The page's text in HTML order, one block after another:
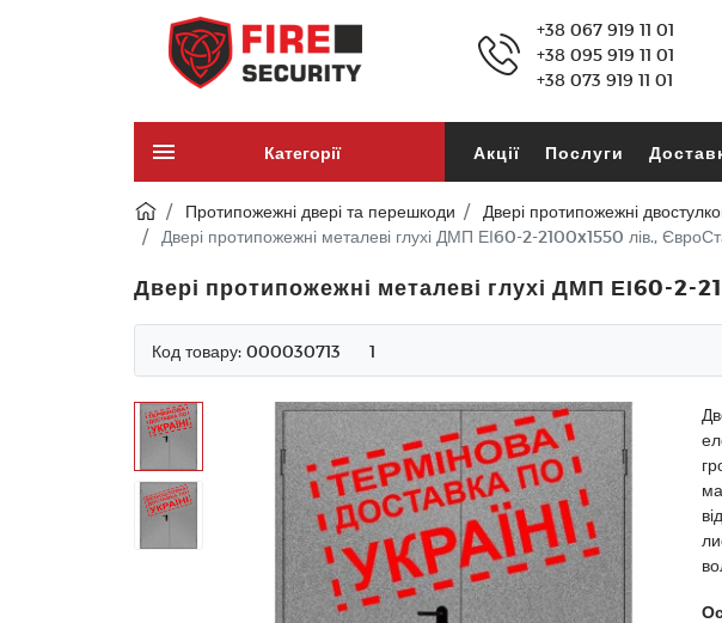
+38 067 919 11 01
+38 095 919 11 01
+38 073 919 11 01
Категорії Акції Послуги
Протипожежні двері та перешкоди
Двері протипожежні
Двері протипожежні металеві глухі ДМП ЕІ60-2-2100x1550 лів.,
Двері протипожежні металеві глухі ДМП ЕІ60-
Код товару: 000030713 1